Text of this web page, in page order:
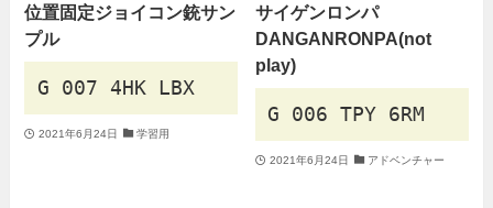
位置固定ジョイコン銃サン
プル
G 007 4HK LBX
2021年6月24日 学習用
サイゲンロンパ
DANGANRONPA(not
play)
G 006 TPY 6RM
2021年6月24日 アドベンチャー